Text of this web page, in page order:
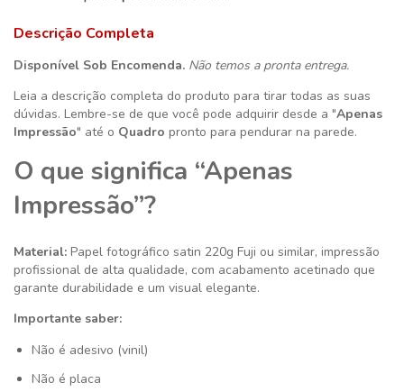
Descrição Completa
Disponível Sob Encomenda. Não temos a pronta entrega.
Leia a descrição completa do produto para tirar todas as suas
dúvidas. Lembre-se de que você pode adquirir desde a "Apenas
Impressão" até o Quadro pronto para pendurar na parede.
O que significa “Apenas
Impressão”?
Material: Papel fotográfico satin 220g Fuji ou similar, impressão
profissional de alta qualidade, com acabamento acetinado que
garante durabilidade e um visual elegante.
Importante saber:
Não é adesivo (vinil)
Não é placa